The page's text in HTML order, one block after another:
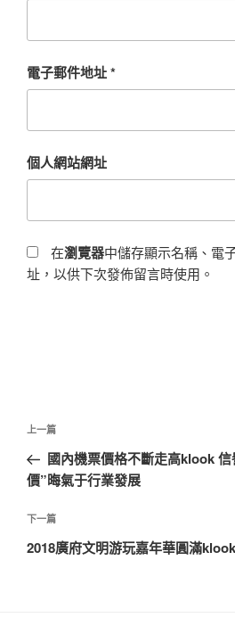
電子郵件地址*
個人網站網址
在瀏覽器中儲存顯示名稱、電
址，以供下次發佈留言時使用。
文
導
覽
上
一
篇
章
上一篇
國內機票價格不斷走高klook
價”晦氣于行業發展
下
一
下一篇
2018廣府文明游玩嘉年華圓滿